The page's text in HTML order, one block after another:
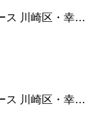
ス 川崎区・幸…
ス 川崎区・幸…